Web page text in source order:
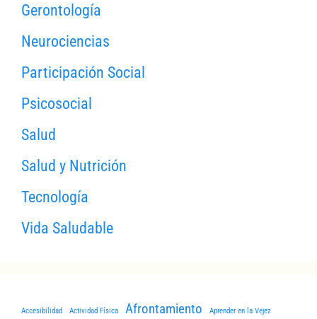
Gerontología
Neurociencias
Participación Social
Psicosocial
Salud
Salud y Nutrición
Tecnología
Vida Saludable
Accesibilidad Actividad Física Afrontamiento Aprender en la Vejez